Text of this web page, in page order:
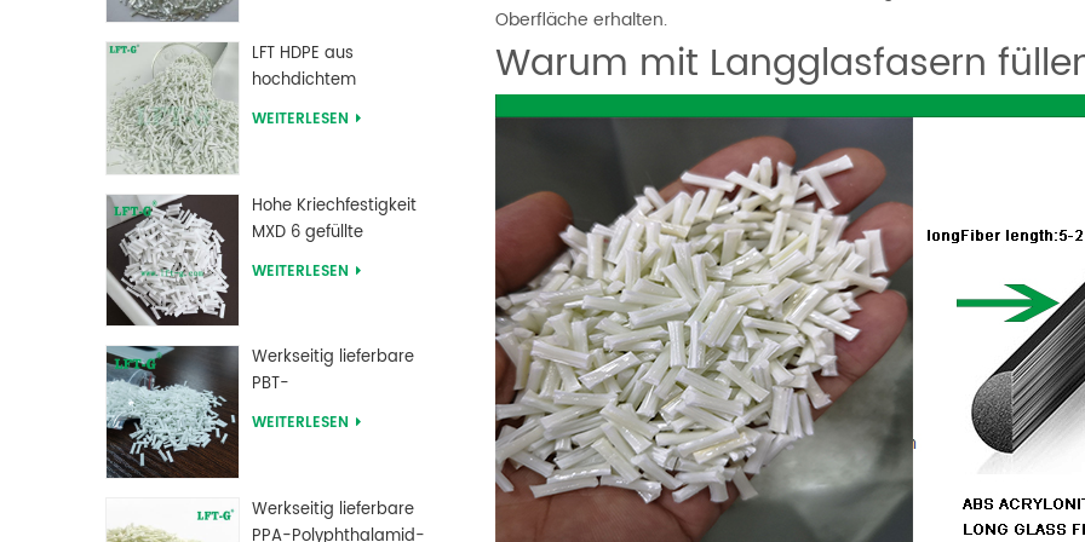
LFT HDPE aus
hochdichtem
Polyethylen mit
WEITERLESEN
Hohe Kriechfestigkeit
MXD 6 gefüllte
Langglasfaser-
WEITERLESEN
Werkseitig lieferbare
PBT-
Polybutylenterephthalat-
WEITERLESEN
Werkseitig lieferbare
PPA-Polyphthalamid-
Oberfläche erhalten.
Warum mit Langglasfasern